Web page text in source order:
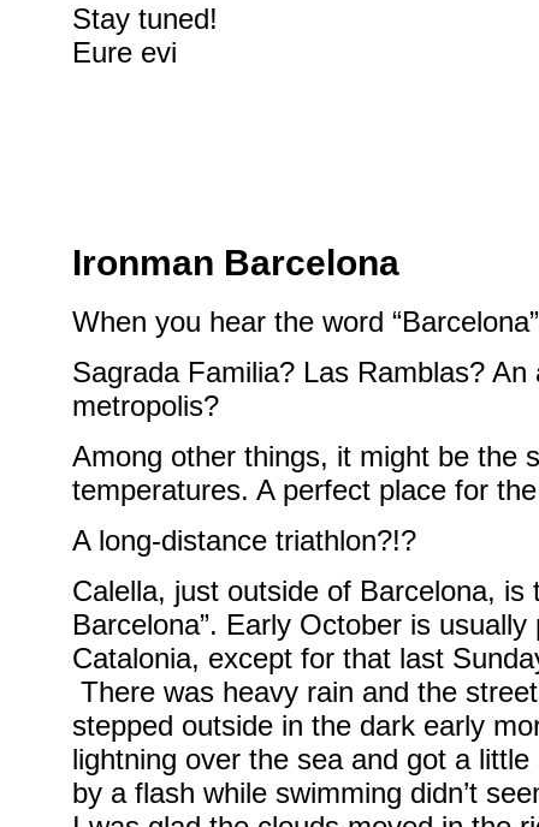
Stay tuned!
Eure evi
Ironman Barcelona
When you hear the word
Sagrada Familia? Las Ramblas?
metropolis?
Among other things, it might be the
temperatures. A perfect place for
A long-distance triathlon?!?
Calella, just outside of Barcelona, is
Barcelona”. Early October is
Catalonia, except for that last
There was heavy rain and the
stepped outside in the dark early
lightning over the sea and got a
by a flash while swimming didn’t